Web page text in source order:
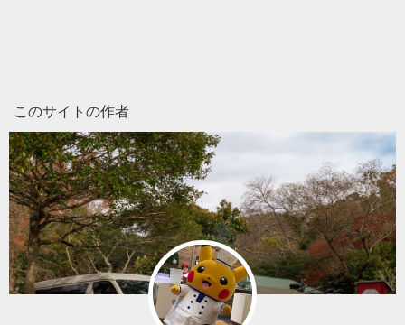
このサイトの作者